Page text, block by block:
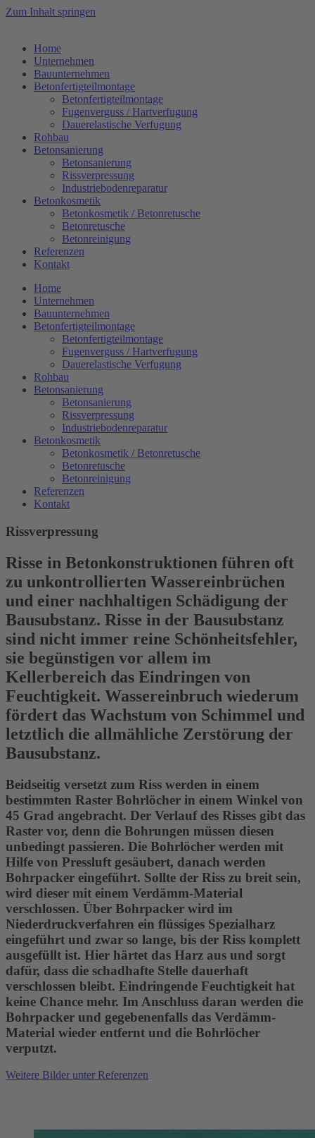
Zum Inhalt springen
Home
Unternehmen
Bauunternehmen
Betonfertigteilmontage
Betonfertigteilmontage
Fugenverguss / Hartverfugung
Dauerelastische Verfugung
Rohbau
Betonsanierung
Betonsanierung
Rissverpressung
Industriebodenreparatur
Betonkosmetik
Betonkosmetik / Betonretusche
Betonretusche
Betonreinigung
Referenzen
Kontakt
Home
Unternehmen
Bauunternehmen
Betonfertigteilmontage
Betonfertigteilmontage
Fugenverguss / Hartverfugung
Dauerelastische Verfugung
Rohbau
Betonsanierung
Betonsanierung
Rissverpressung
Industriebodenreparatur
Betonkosmetik
Betonkosmetik / Betonretusche
Betonretusche
Betonreinigung
Referenzen
Kontakt
Rissverpressung
Risse in Betonkonstruktionen führen oft
zu unkontrollierten Wassereinbrüchen
und einer nachhaltigen Schädigung der
Bausubstanz. Risse in der Bausubstanz
sind nicht immer reine Schönheitsfehler,
sie begünstigen vor allem im
Kellerbereich das Eindringen von
Feuchtigkeit. Wassereinbruch wiederum
fördert das Wachstum von Schimmel und
letztlich die allmähliche Zerstörung der
Bausubstanz.
Beidseitig versetzt zum Riss werden in einem
bestimmten Raster Bohrlöcher in einem Winkel von
45 Grad angebracht. Der Verlauf des Risses gibt das
Raster vor, denn die Bohrungen müssen diesen
unbedingt passieren. Die Bohrlöcher werden mit
Hilfe von Pressluft gesäubert, danach werden
Bohrpacker eingeführt. Sollte der Riss zu breit sein,
wird dieser mit einem Verdämm-Material
verschlossen. Über Bohrpacker wird im
Niederdruckverfahren ein flüssiges Spezialharz
eingeführt und zwar so lange, bis der Riss komplett
ausgefüllt ist. Hier härtet das Harz aus und sorgt
dafür, dass die schadhafte Stelle dauerhaft
verschlossen bleibt. Eindringende Feuchtigkeit hat
keine Chance mehr. Im Anschluss daran werden die
Bohrpacker und gegebenenfalls das Verdämm-
Material wieder entfernt und die Bohrlöcher
verputzt.
Weitere Bilder unter Referenzen